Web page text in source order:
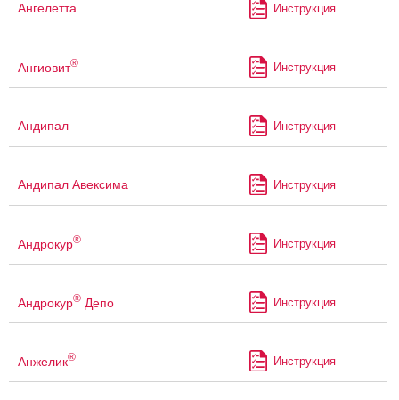
Ангелетта Инструкция
Ангиовит® Инструкция
Андипал Инструкция
Андипал Авексима Инструкция
Андрокур® Инструкция
Андрокур® Депо Инструкция
Анжелик® Инструкция